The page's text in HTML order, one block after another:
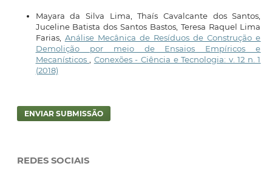
Mayara da Silva Lima, Thaís Cavalcante dos Santos,
Juceline Batista dos Santos Bastos, Teresa Raquel Lima
Farias, Análise Mecânica de Resíduos de Construção e
Demolição por meio de Ensaios Empíricos e
Mecanísticos
Conexões - Ciência e Tecnologia: v. 12 n. 1
(2018)
ENVIAR SUBMISSÃO
REDES SOCIAIS